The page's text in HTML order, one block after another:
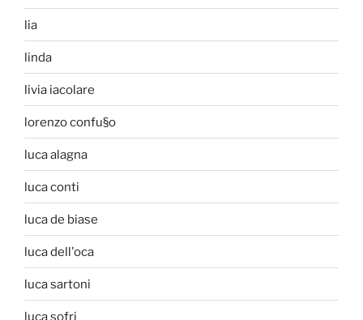
lia
linda
livia iacolare
lorenzo confu§o
luca alagna
luca conti
luca de biase
luca dell'oca
luca sartoni
luca sofri